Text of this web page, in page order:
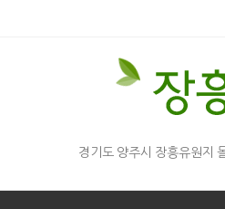
경기도 양주시 장흥유원지